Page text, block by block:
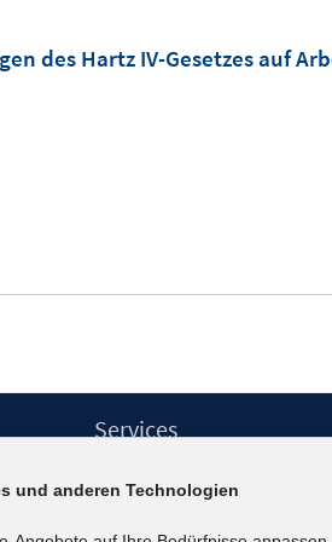
des Hartz IV-Gesetzes auf
Services
IAB-Newsletter
Kontakt
und anderen Technologien